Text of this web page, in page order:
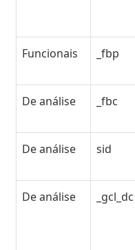
Funcionais _fbp
De análise _fbc
De análise sid
De análise _gcl_dc